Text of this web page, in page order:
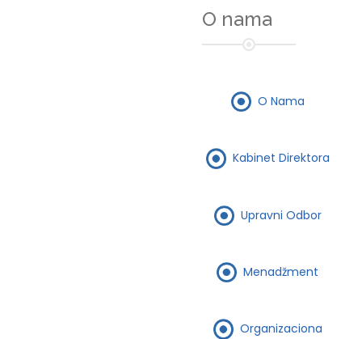
O nama
O Nama
Kabinet Direktora
Upravni Odbor
Menadžment
Organizaciona